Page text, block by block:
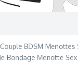
BDSM Menottes
Bondage Menotte Sex